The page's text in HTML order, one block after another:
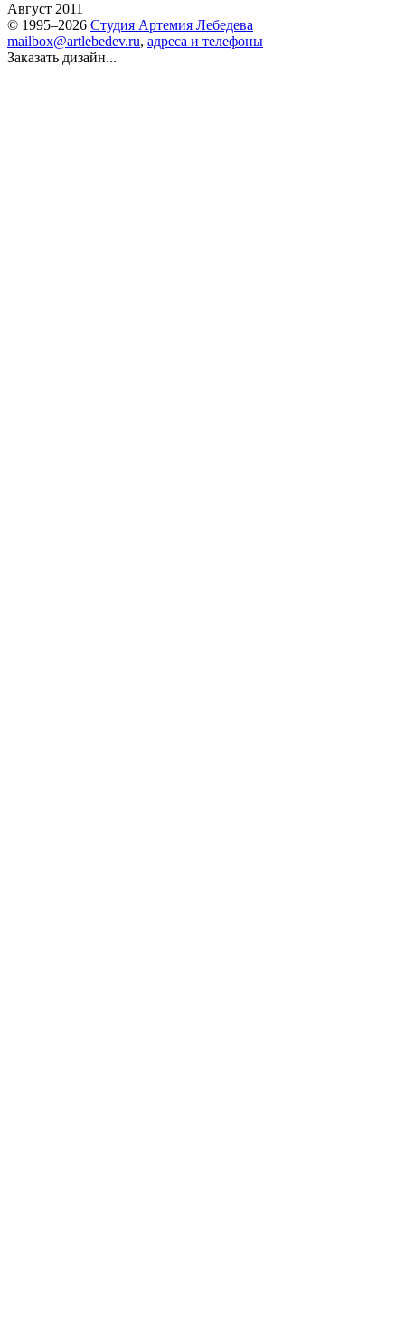
Август 2011
© 1995–2026 Студия Артемия Лебедева
mailbox@artlebedev.ru, адреса и телефоны
Заказать дизайн...